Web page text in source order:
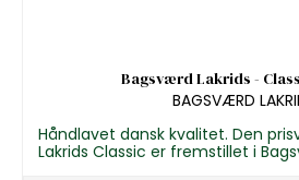
Bagsværd Lakrids -
BAGSVÆRD
Håndlavet dansk kvalitet. Den
Lakrids Classic er fremstillet i